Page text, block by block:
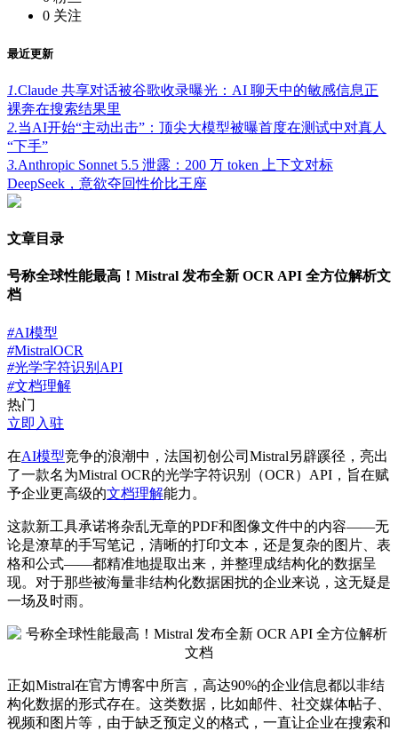
0 关注
最近更新
1.Claude 共享对话被谷歌收录曝光：AI 聊天中的敏感信息正
裸奔在搜索结果里
2.当AI开始“主动出击”：顶尖大模型被曝首度在测试中对真人
“下手”
3.Anthropic Sonnet 5.5 泄露：200 万 token 上下文对标
DeepSeek，意欲夺回性价比王座
文章目录
号称全球性能最高！Mistral 发布全新 OCR API 全方位解析文
档
#AI模型
#MistralOCR
#光学字符识别API
#文档理解
热门
立即入驻
在AI模型竞争的浪潮中，法国初创公司Mistral另辟蹊径，亮出
了一款名为Mistral OCR的光学字符识别（OCR）API，旨在赋
予企业更高级的文档理解能力。
这款新工具承诺将杂乱无章的PDF和图像文件中的内容——无
论是潦草的手写笔记，清晰的打印文本，还是复杂的图片、表
格和公式——都精准地提取出来，并整理成结构化的数据呈
现。对于那些被海量非结构化数据困扰的企业来说，这无疑是
一场及时雨。
正如Mistral在官方博客中所言，高达90%的企业信息都以非结
构化数据的形式存在。这类数据，比如邮件、社交媒体帖子、
视频和图片等，由于缺乏预定义的格式，一直让企业在搜索和